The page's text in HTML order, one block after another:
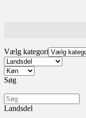
Vælg kategori
Søg
Landsdel